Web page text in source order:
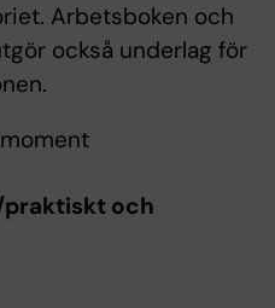
Arbetsboken och
också underlag för
och